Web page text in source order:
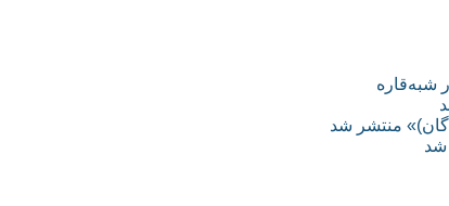
شبه‌قاره
منتشر شد
شد